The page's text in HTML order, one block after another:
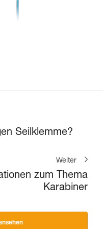
Seilklemme?
Weiter
zum Thema
Karabiner